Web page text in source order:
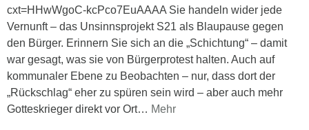
cxt=HHwWgoC-kcPco7EuAAAA Sie handeln wider jede
Vernunft – das Unsinnsprojekt S21 als Blaupause gegen
den Bürger. Erinnern Sie sich an die „Schichtung“ – damit
war gesagt, was sie von Bürgerprotest halten. Auch auf
kommunaler Ebene zu Beobachten – nur, dass dort der
„Rückschlag“ eher zu spüren sein wird – aber auch mehr
Gotteskrieger direkt vor Ort… Mehr